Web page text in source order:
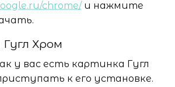
chrome/и нажмите
Хром
у вас есть картинка Гугл
к его установке.